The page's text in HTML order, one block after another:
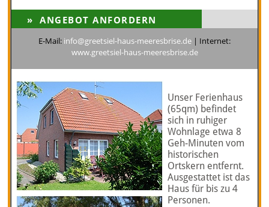
E-Mail: info@greetsiel-haus-meeresbrise.de | Internet:
www.greetsiel-haus-meeresbrise.de
Unser Ferienhaus
(65qm) befindet
sich in ruhiger
Wohnlage etwa 8
Geh-Minuten vom
historischen
Ortskern entfernt.
Ausgestattet ist das
Haus für bis zu 4
Personen.